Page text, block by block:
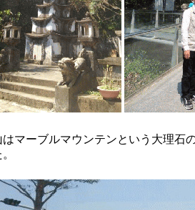
はマーブルマウンテンという大理石